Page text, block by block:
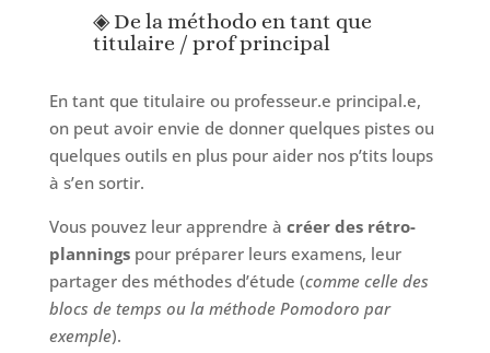
◈ De la méthodo en tant que
titulaire / prof principal
En tant que titulaire ou professeur.e principal.e,
on peut avoir envie de donner quelques pistes ou
quelques outils en plus pour aider nos p’tits loups
à s’en sortir.
Vous pouvez leur apprendre à créer des rétro-
planningspour préparer leurs examens, leur
partager des méthodes d’étude (comme celle des
blocs de temps ou la méthode Pomodoro par
exemple).